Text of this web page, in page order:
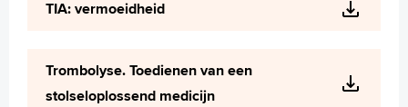
TIA: vermoeidheid
Trombolyse. Toedienen van een
stolseloplossend medicijn